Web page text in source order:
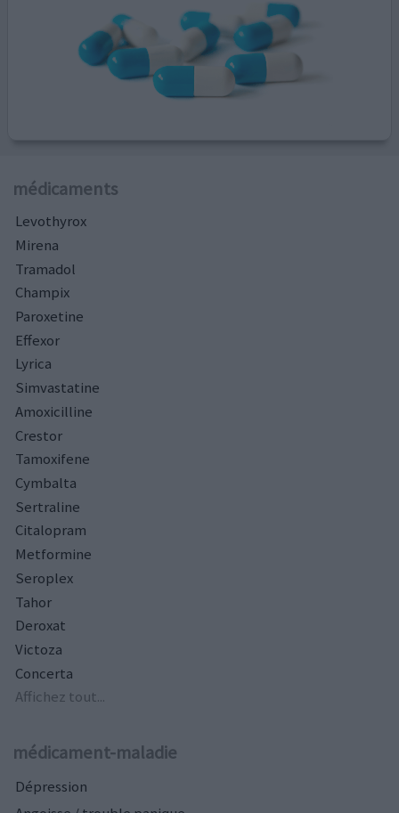
médicaments
Levothyrox
Mirena
Tramadol
Champix
Paroxetine
Effexor
Lyrica
Simvastatine
Amoxicilline
Crestor
Tamoxifene
Cymbalta
Sertraline
Citalopram
Metformine
Seroplex
Tahor
Deroxat
Victoza
Concerta
Affichez tout...
médicament-maladie
Dépression